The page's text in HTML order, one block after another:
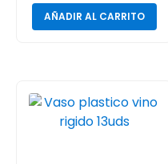
AÑADIR AL CARRITO